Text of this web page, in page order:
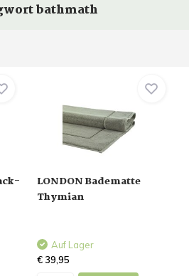
bathmath
LONDON Badematte
Thymian
Auf Lager
€ 39,95